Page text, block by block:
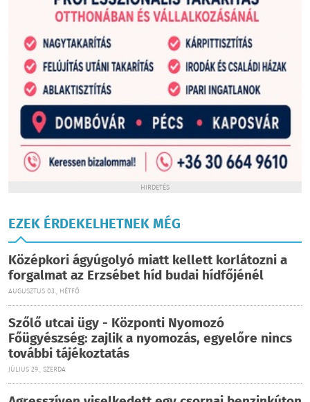
HIRDETÉS
EZEK ÉRDEKELHETNEK MÉG
Középkori ágyúgolyó miatt kellett korlátozni a
forgalmat az Erzsébet híd budai hídfőjénél
AUGUSZTUS 03., HÉTFŐ
Szőlő utcai ügy - Központi Nyomozó
Főügyészség: zajlik a nyomozás, egyelőre nincs
további tájékoztatás
JÚLIUS 29., SZERDA